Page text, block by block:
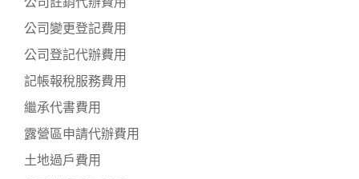
公司變更登記費用
公司登記代辦費用
記帳報稅服務費用
繼承代書費用
露營區申請代辦費用
土地過戶費用